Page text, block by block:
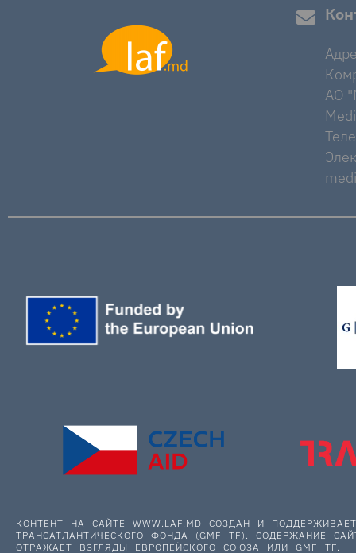
AO
КОНТЕНТ НА САЙТЕ WWW.LAF.MD СОЗДАН И
ТРАНСАТЛАНТИЧЕСКОГО ФОНДА (GMF TF). СОДЕРЖАНИЕ
ОТРАЖАЕТ ВЗГЛЯДЫ ЕВРОПЕЙСКОГО СОЮЗА ИЛИ GMF TF.